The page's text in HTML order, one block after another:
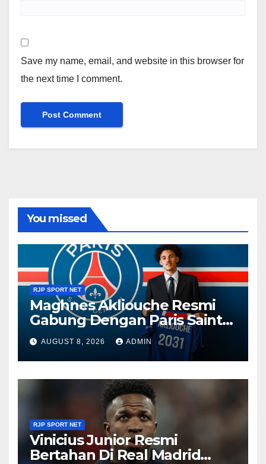
Save my name, email, and website in this browser for
the next time I comment.
You missed
RJP SPORT NET
Maghnes Akliouche Resmi
Gabung Dengan Paris Saint-
Germain
AUGUST 8, 2026 ADMIN
RJP SPORT NET
Vinicius Junior Resmi
Bertahan Di Real Madrid